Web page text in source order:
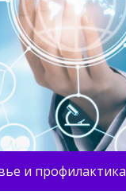
и профилактика